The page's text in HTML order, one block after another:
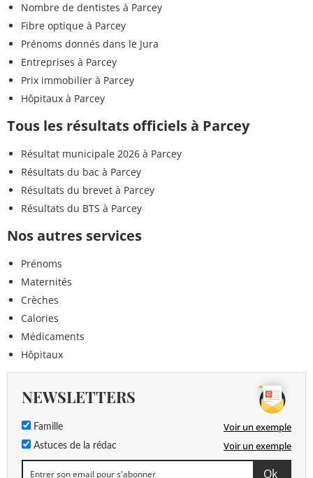
Nombre de dentistes à Parcey
Fibre optique à Parcey
Prénoms donnés dans le Jura
Entreprises à Parcey
Prix immobilier à Parcey
Hôpitaux à Parcey
Tous les résultats officiels à Parcey
Résultat municipale 2026 à Parcey
Résultats du bac à Parcey
Résultats du brevet à Parcey
Résultats du BTS à Parcey
Nos autres services
Prénoms
Maternités
Crèches
Calories
Médicaments
Hôpitaux
NEWSLETTERS
Famille Voir un exemple
Astuces de la rédac Voir un exemple